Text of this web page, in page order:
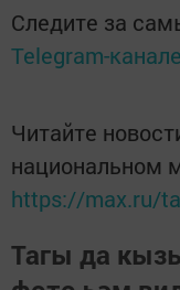
Следите за
Telegram-канале
Читайте
национальном
https://max.ru/
Тагы да